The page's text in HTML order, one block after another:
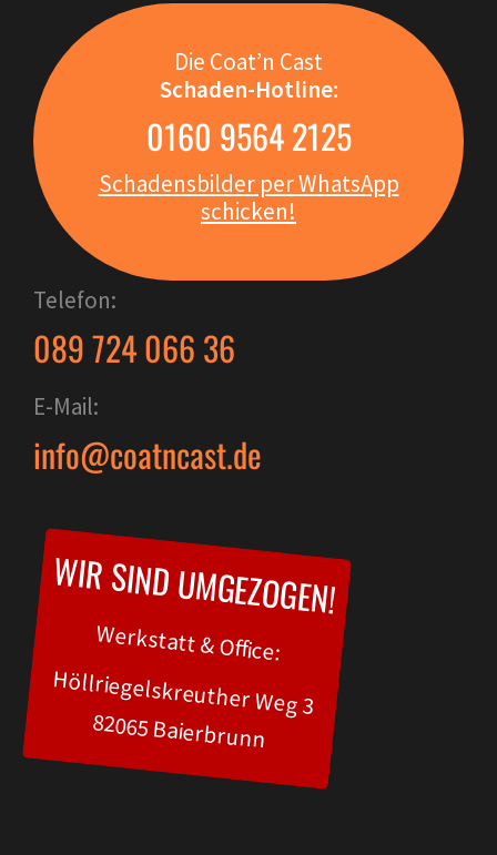
Die Coat’n Cast
Schaden-Hotline:
0160 9564 2125
Schadensbilder per WhatsApp
schicken!
Telefon:
089 724 066 36
E-Mail:
info@coatncast.de
WIR SIND UMGEZOGEN!
Werkstatt & Office:
Höllriegelskreuther Weg 3
82065 Baierbrunn